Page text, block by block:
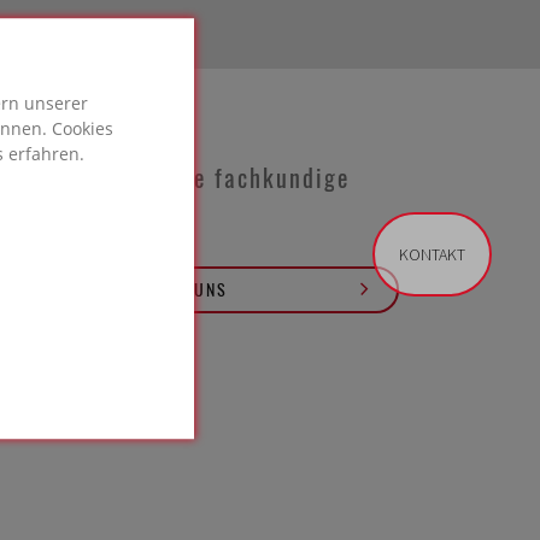
unserer
Cookies
erfahren.
Benötigen Sie eine fachkundige
KONTAKTIEREN SIE UNS
KONTAKT